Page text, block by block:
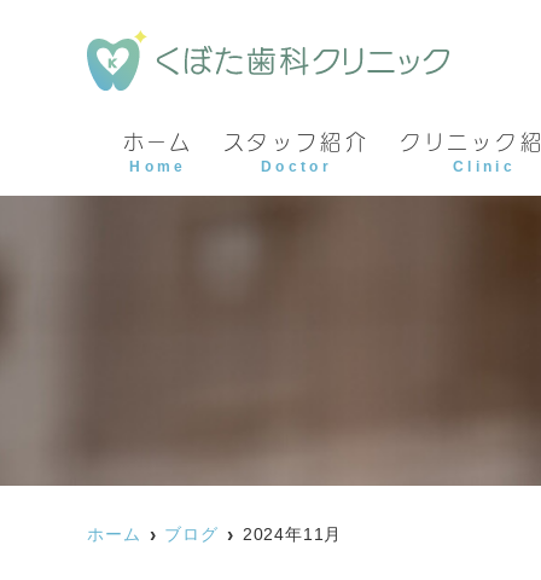
ホーム
Home
スタッフ紹介
Doctor
クリニック
Clinic
ホーム ブログ 2024年11月